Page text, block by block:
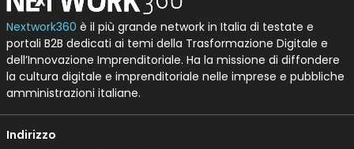
Nextwork360 è il più grande network in Italia di testate e
portali B2B dedicati ai temi della Trasformazione Digitale e
dell’Innovazione Imprenditoriale. Ha la missione di diffondere
la cultura digitale e imprenditoriale nelle imprese e pubbliche
amministrazioni italiane.
Indirizzo